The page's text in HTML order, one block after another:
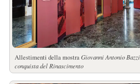
Allestimenti della mostraGiovanni Antonio
conquista del Rinascimento